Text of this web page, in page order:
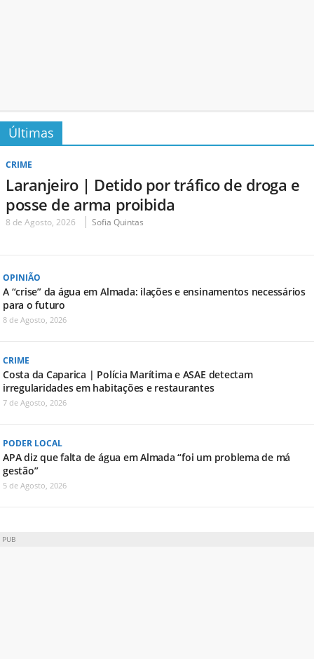
Últimas
CRIME
Laranjeiro | Detido por tráfico de droga e
posse de arma proibida
8 de Agosto, 2026 Sofia Quintas
OPINIÃO
A “crise” da água em Almada: ilações e ensinamentos necessários
para o futuro
8 de Agosto, 2026
CRIME
Costa da Caparica | Polícia Marítima e ASAE detectam
irregularidades em habitações e restaurantes
7 de Agosto, 2026
PODER LOCAL
APA diz que falta de água em Almada “foi um problema de má
gestão”
5 de Agosto, 2026
PUB